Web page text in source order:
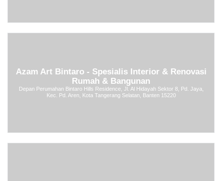
Azam Art Bintaro - Spesialis Interior & Renovasi
Rumah & Bangunan
Depan Perumahan Bintaro Hills Residence, Jl. Al Hidayah Sektor 8, Pd. Jaya,
Kec. Pd. Aren, Kota Tangerang Selatan, Banten 15220